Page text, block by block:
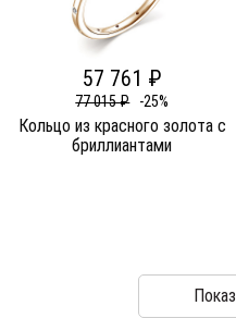
57 761 ₽
77 015 ₽ -25%
Кольцо из красного золота c
бриллиантами